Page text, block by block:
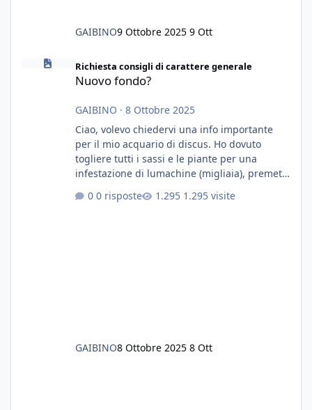
GAIBINO9 Ottobre 2025 9 Ott
Nuovo fondo?
Richiesta consigli di carattere generale
Nuovo fondo?
GAIBINO · 8 Ottobre 2025
Ciao, volevo chiedervi una info importante
per il mio acquario di discus. Ho dovuto
togliere tutti i sassi e le piante per una
infestazione di lumachine (migliaia), premetto
cardinali, e tre pulitori in una vasca con 200
0 risposte 1.295 visite
GAIBINO8 Ottobre 2025 8 Ott